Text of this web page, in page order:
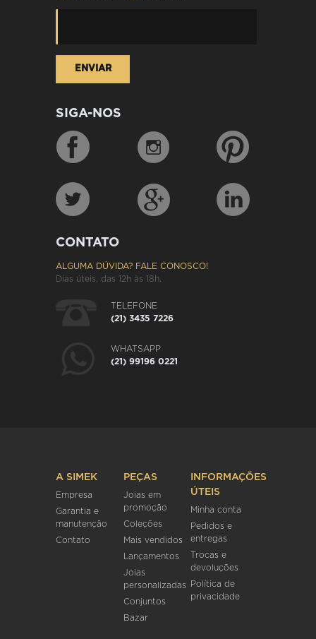
SIGA-NOS
CONTATO
ALGUMA DÚVIDA? FALE CONOSCO!
Dias úteis, das 12h às 18h.
TELEFONE
(21) 3435 7226
WHATSAPP
(21) 99196 0221
A SIMEK
Empresa
Garantia e
manutenção
Contato
PEÇAS
Joias em
promoção
Coleções
Mais vendidos
Lançamentos
Joias
personalizadas
Conjuntos
Bazar
INFORMAÇÕES
ÚTEIS
Minha conta
Pedidos e
entregas
Trocas e
devoluções
Política de
privacidade